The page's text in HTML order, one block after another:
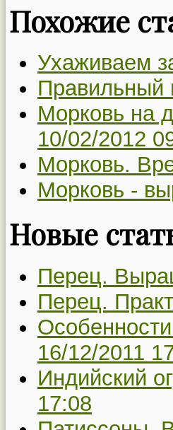
Похожие
Ухаживаем
Правильный
Морковь на
10/02/2012
Морковь.
Морковь -
Новые
Перец.
Перец.
16/12/2011
Индийский
17:08